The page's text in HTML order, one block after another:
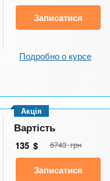
Записатися
Подробно о курсе
Акція
Вартість
135 $ 6743 грн
Записатися